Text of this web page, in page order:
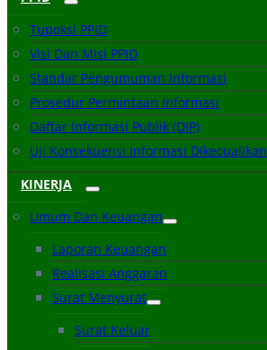
Tupoksi PPID
Visi Dan Misi PPID
Standar Pengumuman Informasi
Prosedur Permintaan Informasi
Daftar Informasi Publik (DIP)
Uji Konsekuensi Informasi Dikecualikan
KINERJA
Umum Dan Keuangan
Laporan Keuangan
Realisasi Anggaran
Surat Menyurat
Surat Keluar